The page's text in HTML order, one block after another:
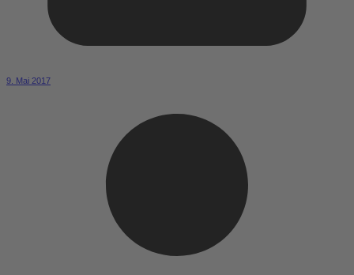
9. Mai 2017